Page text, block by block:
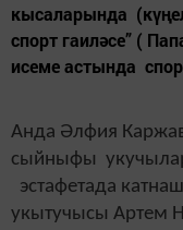
кысаларында
спорт гаиләсе” (
исеме астында
Анда Әлфия
сыйныфы
эстафетада
укытучысы Артем